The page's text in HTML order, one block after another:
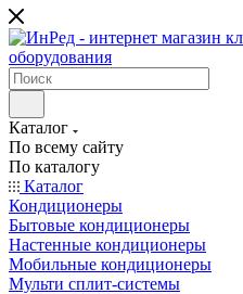
Каталог
По всему сайту
По каталогу
Каталог
Кондиционеры
Бытовые кондиционеры
Настенные кондиционеры
Мобильные кондиционеры
Мульти сплит-системы